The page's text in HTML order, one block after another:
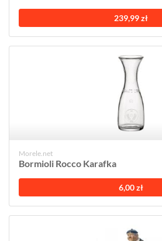
239,99 zł
Morele.net
Bormioli Rocco Karafka
6,00 zł